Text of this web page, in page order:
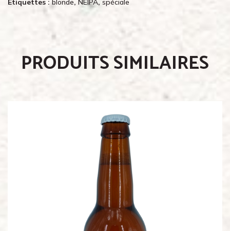
Étiquettes : blonde, NEIPA, spéciale
PRODUITS SIMILAIRES